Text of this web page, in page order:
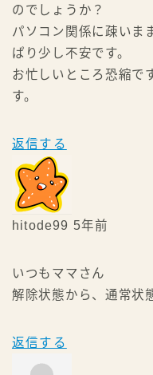
のでしょうか？
パソコン関係に疎いま
ぱり少し不安です。
お忙しいところ恐縮で
す。
返信する
hitode99 5年前
いつもママさん
解除状態から、通常状
返信する